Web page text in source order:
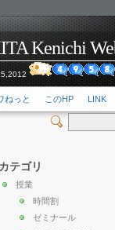
Kenichi
ねっと このHP LINK
カテゴリ
授業
時間割
ゼミナール